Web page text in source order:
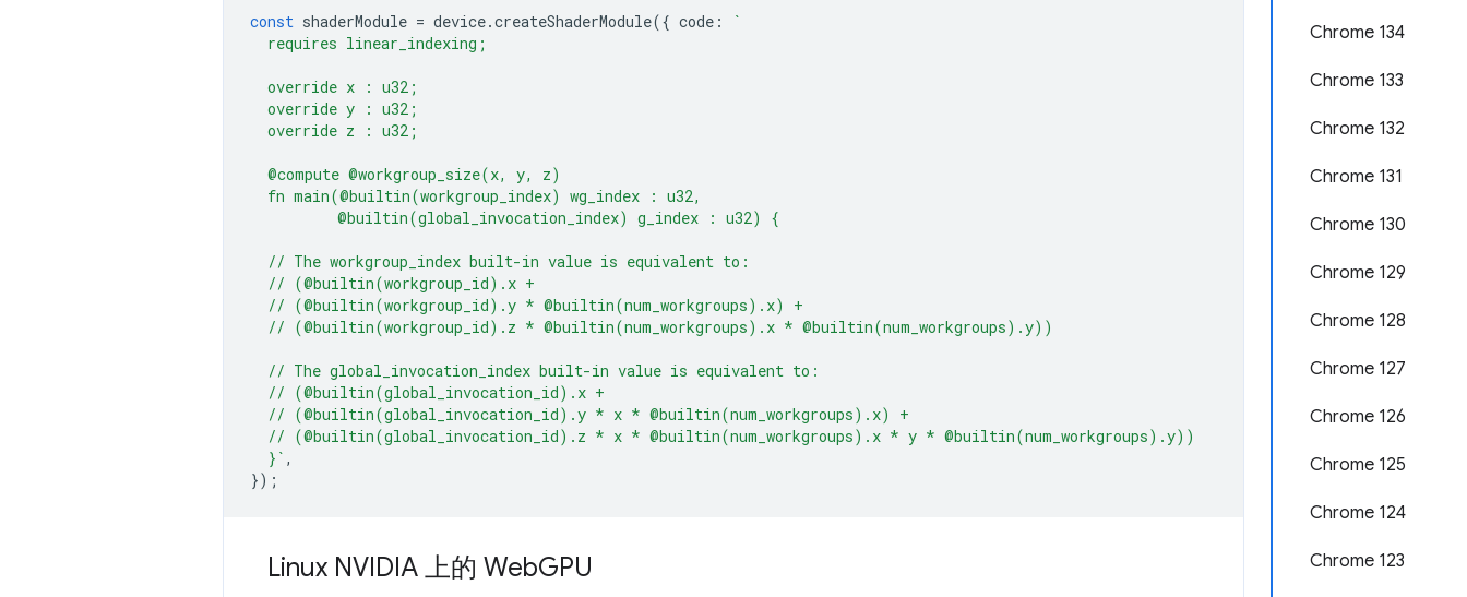
Chrome 134
Chrome 133
Chrome 132
Chrome 131
Chrome 130
Chrome 129
Chrome 128
Chrome 127
Chrome 126
Chrome 125
Chrome 124
Chrome 123
const shaderModule = device.createShaderModule({ code :
`
  requires linear_indexing;
  override x : u32;
  override y : u32;
  override z : u32;
  @compute @workgroup_size(x, y, z)
  fn main(@builtin(workgroup_index) wg_index : u32,
          @builtin(global_invocation_index) g_index : u32) {
  // The workgroup_index built-in value is equivalent to:
  // (@builtin(workgroup_id).x +
  // (@builtin(workgroup_id).y * @builtin(num_workgroups).x) +
  // (@builtin(workgroup_id).z * @builtin(num_workgroups).x * @builtin(num_workgroups).y))
  // The global_invocation_index built-in value is equivalent to:
  // (@builtin(global_invocation_id).x +
  // (@builtin(global_invocation_id).y * x * @builtin(num_workgroups).x) +
  // (@builtin(global_invocation_id).z * x * @builtin(num_workgroups).x * y * @builtin(num_workgroups).y))
  }`
,
});
Linux NVIDIA 上的 WebGPU